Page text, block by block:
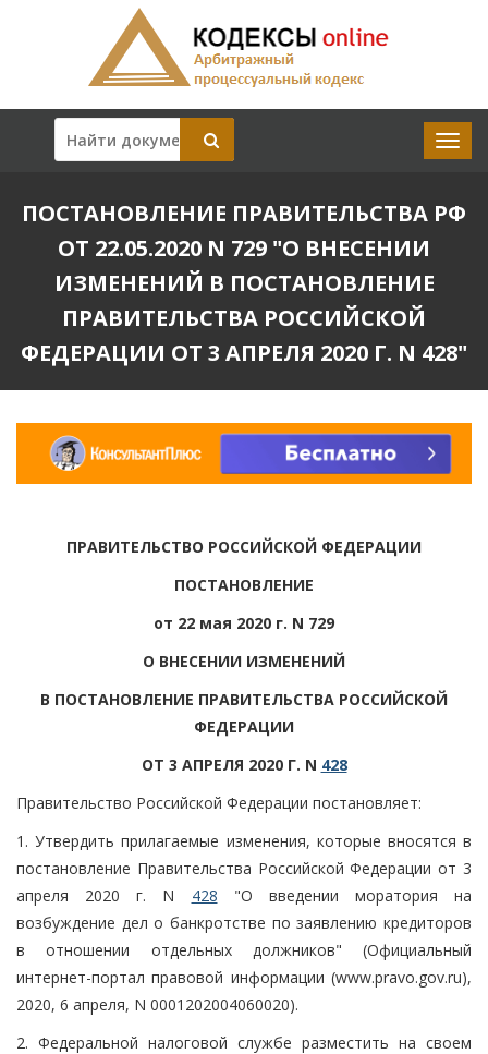
ПОСТАНОВЛЕНИЕ ПРАВИТЕЛЬСТВА РФ
ОТ 22.05.2020 N 729 "О ВНЕСЕНИИ
ИЗМЕНЕНИЙ В ПОСТАНОВЛЕНИЕ
ПРАВИТЕЛЬСТВА РОССИЙСКОЙ
ФЕДЕРАЦИИ ОТ 3 АПРЕЛЯ 2020 Г. N 428"
ПРАВИТЕЛЬСТВО РОССИЙСКОЙ ФЕДЕРАЦИИ
ПОСТАНОВЛЕНИЕ
от 22 мая 2020 г. N 729
О ВНЕСЕНИИ ИЗМЕНЕНИЙ
В ПОСТАНОВЛЕНИЕ ПРАВИТЕЛЬСТВА РОССИЙСКОЙ
ФЕДЕРАЦИИ
ОТ 3 АПРЕЛЯ 2020 Г. N 428
Правительство Российской Федерации постановляет:
1. Утвердить прилагаемые изменения, которые вносятся в
постановление Правительства Российской Федерации от 3
апреля 2020 г. N 428 "О введении моратория на
возбуждение дел о банкротстве по заявлению кредиторов
в отношении отдельных должников" (Официальный
интернет-портал правовой информации (www.pravo.gov.ru),
2020, 6 апреля, N 0001202004060020).
2. Федеральной налоговой службе разместить на своем